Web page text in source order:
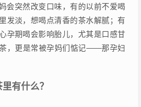
会突然改变口味，有的以前不爱喝
发淡，想喝点清香的茶水解腻；有
孕期喝会影响胎儿，尤其是口感甘
，更是常被孕妈们惦记——那孕妇
有什么？